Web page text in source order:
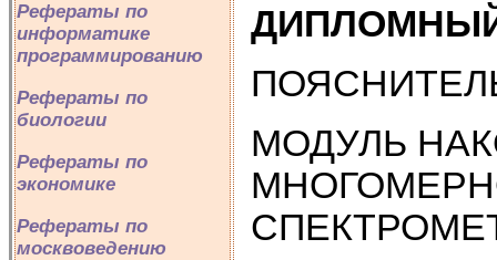
Рефераты по
информатике
программированию
Рефераты по
биологии
Рефераты по
экономике
Рефераты по
москвоведению
МОДУЛЬ